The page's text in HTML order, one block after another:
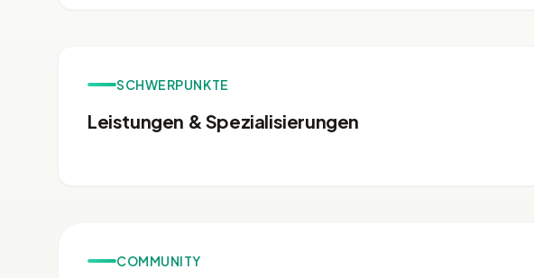
SCHWERPUNKTE
Leistungen & Spezialisierungen
COMMUNITY